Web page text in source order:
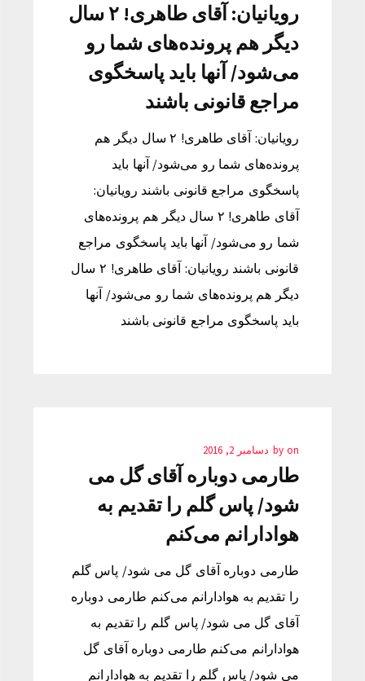
رویانیان: آقای طاهری! ۲ سال
دیگر هم پرونده‌های شما رو
می‌شود/ آنها باید پاسخگوی
مراجع قانونی باشند
رویانیان: آقای طاهری! ۲ سال دیگر هم
پرونده‌های شما رو می‌شود/ آنها باید
پاسخگوی مراجع قانونی باشند رویانیان:
آقای طاهری! ۲ سال دیگر هم پرونده‌های
شما رو می‌شود/ آنها باید پاسخگوی مراجع
قانونی باشند رویانیان: آقای طاهری! ۲ سال
دیگر هم پرونده‌های شما رو می‌شود/ آنها
باید پاسخگوی مراجع قانونی باشند
by on دسامبر 2, 2016
طارمی دوباره آقای گل می
شود/ پاس گلم را تقدیم به
هوادارانم می‌کنم
طارمی دوباره آقای گل می شود/ پاس گلم
را تقدیم به هوادارانم می‌کنم طارمی دوباره
آقای گل می شود/ پاس گلم را تقدیم به
هوادارانم می‌کنم طارمی دوباره آقای گل
می شود/ پاس گلم را تقدیم به هوادارانم